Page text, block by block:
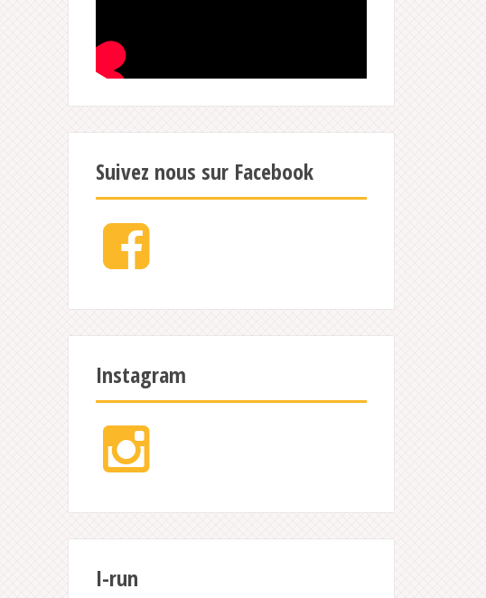
Suivez nous sur Facebook
Facebook
Instagram
Instagram
I-run